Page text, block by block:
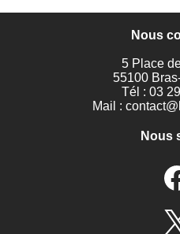
Nous
5 Place
55100
Tél : 03
Mail :
Nous